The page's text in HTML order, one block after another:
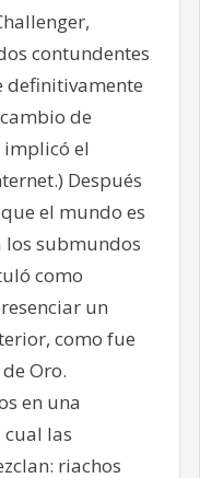
contundentes
definitivamente
de
el
Después
el mundo es
submundos
como
un
como fue
Oro.
en una
las
riachos